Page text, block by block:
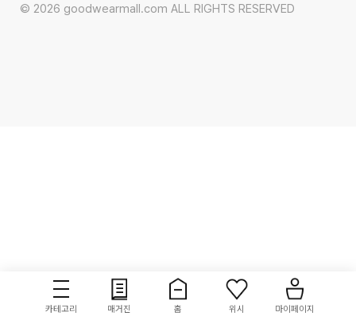
카테고리 매거진 홈 위시 마이페이지
© 2026 goodwearmall.com ALL RIGHTS RESERVED